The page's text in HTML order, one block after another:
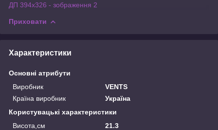
ДП 394x326 - зображення 2
Приховати
Характеристики
Основні атрибути
Виробник
VENTS
Країна виробник
Україна
Користувацькі характеристики
Висота,см
21.3